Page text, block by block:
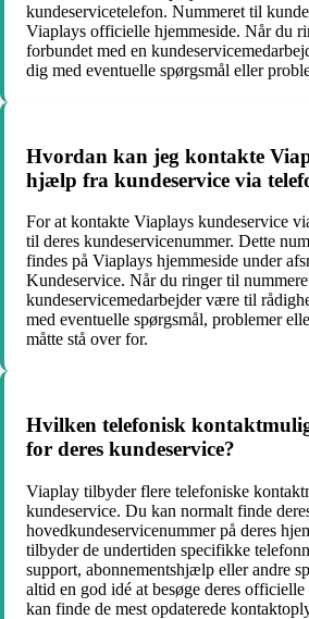
kundeservicetelefon. Nummeret til
Viaplays officielle hjemmeside. Når du
forbundet med en
dig med eventuelle spørgsmål eller
Hvordan kan jeg kontakte
hjælp fra kundeservice via
For at kontakte Viaplays kundeservice
til deres kundeservicenummer. Dette
findes på Viaplays hjemmeside under
Kundeservice. Når du ringer til
kundeservicemedarbejder være til
med eventuelle spørgsmål, problemer
måtte stå over for.
Hvilken telefonisk
for deres kundeservice?
Viaplay tilbyder flere telefoniske
kundeservice. Du kan normalt finde
hovedkundeservicenummer på deres
tilbyder de undertiden specifikke
support, abonnementshjælp eller andre
altid en god idé at besøge deres
kan finde de mest opdaterede